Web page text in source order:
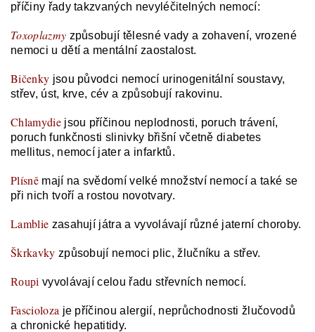
příčiny řady takzvaných nevyléčitelných nemocí:
Toxoplazmy způsobují tělesné vady a zohavení, vrozené
nemoci u dětí a mentální zaostalost.
Bičenky jsou původci nemocí urinogenitální soustavy,
střev, úst, krve, cév a způsobují rakovinu.
Chlamydie jsou příčinou neplodnosti, poruch trávení,
poruch funkčnosti slinivky břišní včetně diabetes
mellitus, nemocí jater a infarktů.
Plísněmají na svědomí velké množství nemocí a také se
při nich tvoří a rostou novotvary.
Lamblie zasahují játra a vyvolávají různé jaterní choroby.
Škrkavky způsobují nemoci plic, žlučníku a střev.
Roupi vyvolávají celou řadu střevních nemocí.
Fascioloza je příčinou alergií, neprůchodnosti žlučovodů
a chronické hepatitidy.